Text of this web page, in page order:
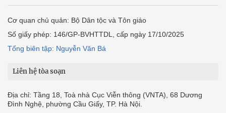
Cơ quan chủ quản: Bộ Dân tộc và Tôn giáo
Số giấy phép: 146/GP-BVHTTDL, cấp ngày 17/10/2025
Tổng biên tập: Nguyễn Văn Bá
Liên hệ tòa soạn
Địa chỉ: Tầng 18, Toà nhà Cục Viễn thông (VNTA), 68 Dương
Đình Nghệ, phường Cầu Giấy, TP. Hà Nội.